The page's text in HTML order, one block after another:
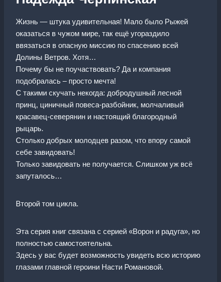
Жизнь — штука удивительная! Мало было Рыжей
оказаться в чужом мире, так ещё угораздило
ввязаться в опасную миссию по спасению всей
Долины Ветров. Хотя…
Почему бы не поучаствовать? Да и компания
подобралась – просто мечта!
С такими скучать некогда: добродушный лесной
принц, циничный повеса-разбойник, молчаливый
красавец-северянин и настоящий благородный
рыцарь.
Столько добрых молодцев разом, что впору самой
себе завидовать!
Только завидовать не получается. Слишком уж всё
запуталось…
Второй том цикла.
Эта серия книг связана с серией «Ворон и радуга», но
полностью самостоятельна.
Здесь у вас будет возможность увидеть всю историю
глазами главной героини Насти Романовой.